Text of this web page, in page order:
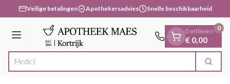
Ga naar de inhoud
1 van 1Veilige betalingen Apothekersadvies Snelle beschikbaarheid
Menu
Product, merk, categorie...
V Zoek
0 artikelen
€ 0,00
0